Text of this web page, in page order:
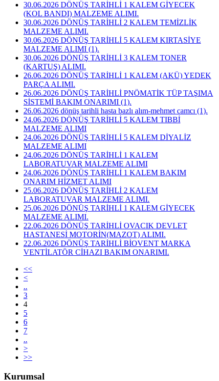
30.06.2026 DÖNÜŞ TARİHLİ 1 KALEM GİYECEK
(KOL BANDI) MALZEME ALIMI.
30.06.2026 DÖNÜŞ TARİHLİ 2 KALEM TEMİZLİK
MALZEME ALIMI.
30.06.2026 DÖNÜŞ TARİHLİ 5 KALEM KIRTASİYE
MALZEME ALIMI (1).
30.06.2026 DÖNÜŞ TARİHLİ 3 KALEM TONER
(KARTUŞ) ALIMI.
26.06.2026 DÖNÜŞ TARİHLİ 1 KALEM (AKÜ) YEDEK
PARÇA ALIMI.
26.06.2026 DÖNÜŞ TARİHLİ PNÖMATİK TÜP TAŞIMA
SİSTEMİ BAKIM ONARIMI (1).
26.06.2026 dönüş tarihli hasta bazlı alım-mehmet camcı (1).
24.06.2026 DÖNÜŞ TARİHLİ 5 KALEM TIBBİ
MALZEME ALIMI
24.06.2026 DÖNÜŞ TARİHLİ 5 KALEM DİYALİZ
MALZEME ALIMI
24.06.2026 DÖNÜŞ TARİHLİ 1 KALEM
LABORATUVAR MALZEME ALIMI
24.06.2026 DÖNÜŞ TARİHLİ 1 KALEM BAKIM
ONARIM HİZMET ALIMI
25.06.2026 DÖNÜŞ TARİHLİ 2 KALEM
LABORATUVAR MALZEME ALIMI.
25.06.2026 DÖNÜŞ TARİHLİ 1 KALEM GİYECEK
MALZEME ALIMI.
22.06.2026 DÖNÜŞ TARİHLİ OVACIK DEVLET
HASTANESİ MOTORİN(MAZOT) ALIMI.
22.06.2026 DÖNÜŞ TARİHLİ BİOVENT MARKA
VENTİLATÖR CİHAZI BAKIM ONARIMI.
<<
<
..
3
4
5
6
7
..
>
>>
Kurumsal